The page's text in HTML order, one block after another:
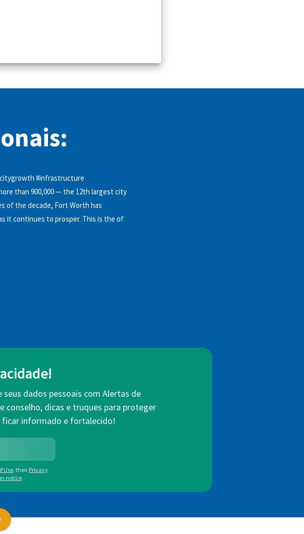
#infrastructure
than 900,000 — the 12th largest city
of the decade, Fort Worth has
it continues to prosper. This is the of
dados pessoais com Alertas de
dicas e truques para proteger
ficar informado e fortalecido!
Use, their Privacy
notice.